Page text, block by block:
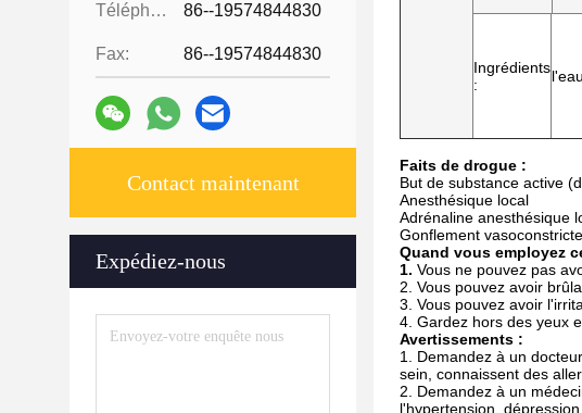
Téléphone: 86--19574844830
Fax: 86--19574844830
Contact maintenant
Expédiez-nous
Ingrédients
:
Faits de drogue :
But de substance active
Anesthésique local
Adrénaline anesthésique
Gonflement
Quand vous employez
1. Vous ne pouvez pas
2. Vous pouvez avoir
3. Vous pouvez avoir
4. Gardez hors des yeux
Avertissements :
1. Demandez à un
sein, connaissent des
2. Demandez à un
l'hypertension,